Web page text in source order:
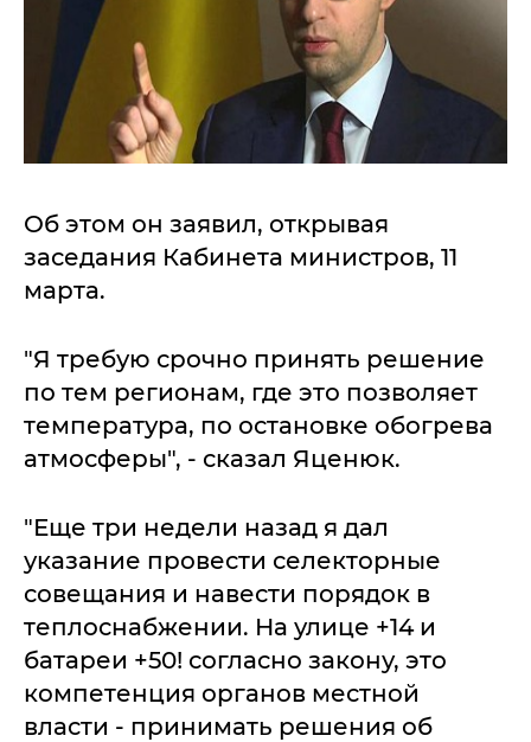
Об этом он заявил, открывая
заседания Кабинета министров, 11
марта.
"Я требую срочно принять решение
по тем регионам, где это позволяет
температура, по остановке обогрева
атмосферы", - сказал Яценюк.
"Еще три недели назад я дал
указание провести селекторные
совещания и навести порядок в
теплоснабжении. На улице +14 и
батареи +50! согласно закону, это
компетенция органов местной
власти - принимать решения об